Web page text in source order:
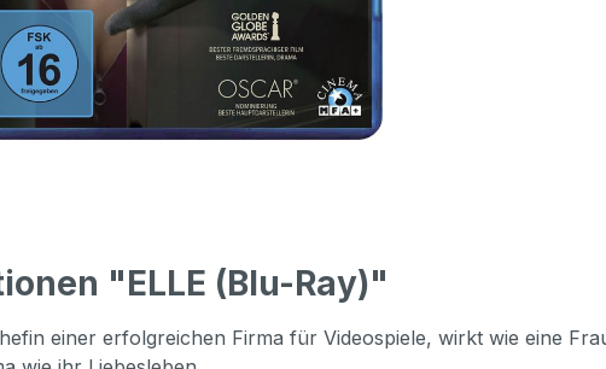
"ELLE (Blu-Ray)"
einer erfolgreichen Firma für Videospiele, wirkt wie eine